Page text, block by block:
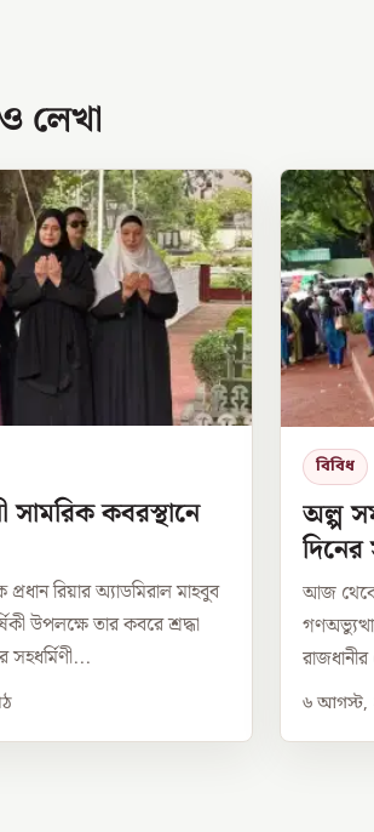
লেখা
সামরিক কবরস্থানে
প্রধান রিয়ার অ্যাডমিরাল মাহবুব
উপলক্ষে তার কবরে শ্রদ্ধা
সহধর্মিণী...
বিবিধ
অল্প
আজ থেকে
৬ আগস্ট,